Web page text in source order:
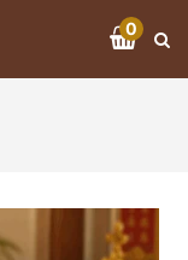
0